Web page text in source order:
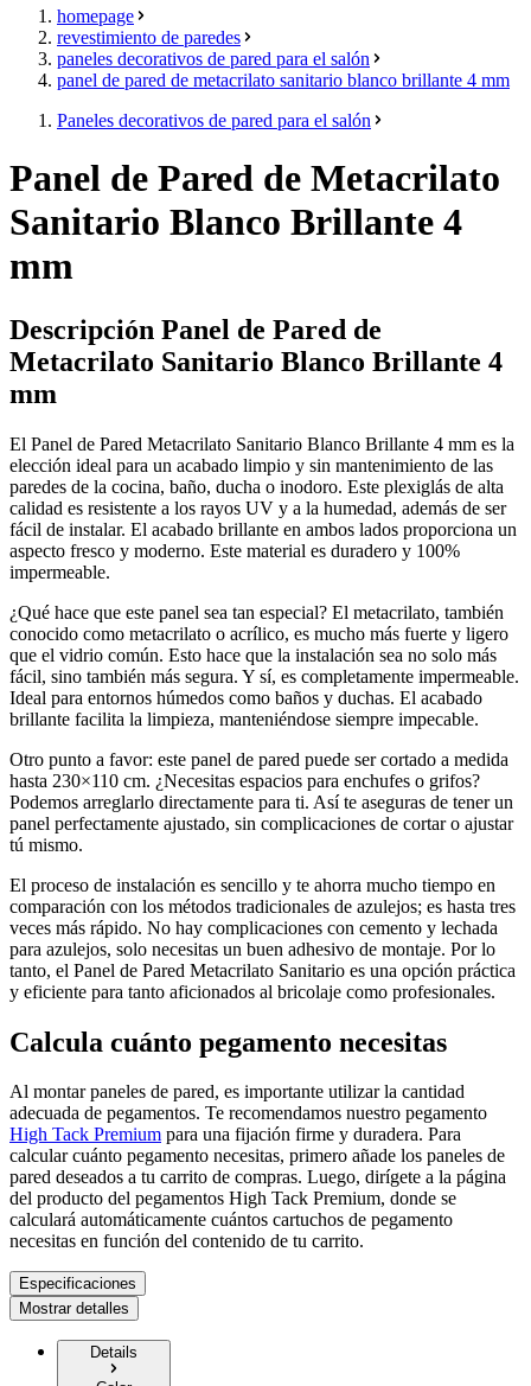
homepage
revestimiento de paredes
paneles decorativos de pared para el salón
panel de pared de metacrilato sanitario blanco brillante 4 mm
Paneles decorativos de pared para el salón
Panel de Pared de Metacrilato
Sanitario Blanco Brillante 4
mm
Descripción Panel de Pared de
Metacrilato Sanitario Blanco Brillante 4
mm
El Panel de Pared Metacrilato Sanitario Blanco Brillante 4 mm es la
elección ideal para un acabado limpio y sin mantenimiento de las
paredes de la cocina, baño, ducha o inodoro. Este plexiglás de alta
calidad es resistente a los rayos UV y a la humedad, además de ser
fácil de instalar. El acabado brillante en ambos lados proporciona un
aspecto fresco y moderno. Este material es duradero y 100%
impermeable.
¿Qué hace que este panel sea tan especial? El metacrilato, también
conocido como metacrilato o acrílico, es mucho más fuerte y ligero
que el vidrio común. Esto hace que la instalación sea no solo más
fácil, sino también más segura. Y sí, es completamente impermeable.
Ideal para entornos húmedos como baños y duchas. El acabado
brillante facilita la limpieza, manteniéndose siempre impecable.
Otro punto a favor: este panel de pared puede ser cortado a medida
hasta 230×110 cm. ¿Necesitas espacios para enchufes o grifos?
Podemos arreglarlo directamente para ti. Así te aseguras de tener un
panel perfectamente ajustado, sin complicaciones de cortar o ajustar
tú mismo.
El proceso de instalación es sencillo y te ahorra mucho tiempo en
comparación con los métodos tradicionales de azulejos; es hasta tres
veces más rápido. No hay complicaciones con cemento y lechada
para azulejos, solo necesitas un buen adhesivo de montaje. Por lo
tanto, el Panel de Pared Metacrilato Sanitario es una opción práctica
y eficiente para tanto aficionados al bricolaje como profesionales.
Calcula cuánto pegamento necesitas
Al montar paneles de pared, es importante utilizar la cantidad
adecuada de pegamentos. Te recomendamos nuestro pegamento
High Tack Premium para una fijación firme y duradera. Para
calcular cuánto pegamento necesitas, primero añade los paneles de
pared deseados a tu carrito de compras. Luego, dirígete a la página
del producto del pegamentos High Tack Premium, donde se
calculará automáticamente cuántos cartuchos de pegamento
necesitas en función del contenido de tu carrito.
Especificaciones
Mostrar detalles
Details